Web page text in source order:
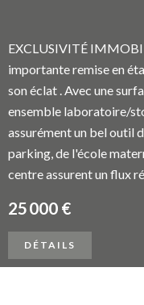
EXCLUSIVITÉ
importante remise en
son éclat . Avec une
ensemble laboratoire/
assurément un bel outil
parking, de l'école
centre assurent un flux
25 000 €
DÉTAILS